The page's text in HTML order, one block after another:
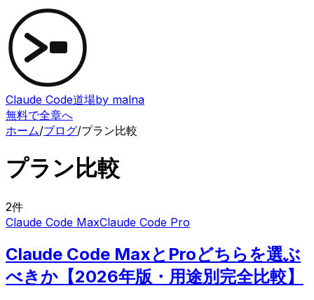
Claude Code道場by malna
無料で全章へ
ホーム/ブログ/プラン比較
プラン比較
2件
Claude Code MaxClaude Code Pro
Claude Code MaxとProどちらを選ぶ
べきか【2026年版・用途別完全比較】